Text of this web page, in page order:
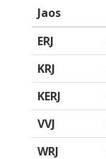
Jaos
ERJ
KRJ
KERJ
VVJ
WRJ